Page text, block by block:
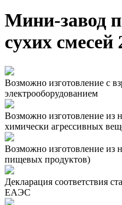
Мини-завод
сухих
Возможно изготовление с
электрооборудованием
Возможно изготовление из
химически агрессивных
Возможно изготовление из
пищевых продуктов)
Декларация соответствия
ЕАЭС